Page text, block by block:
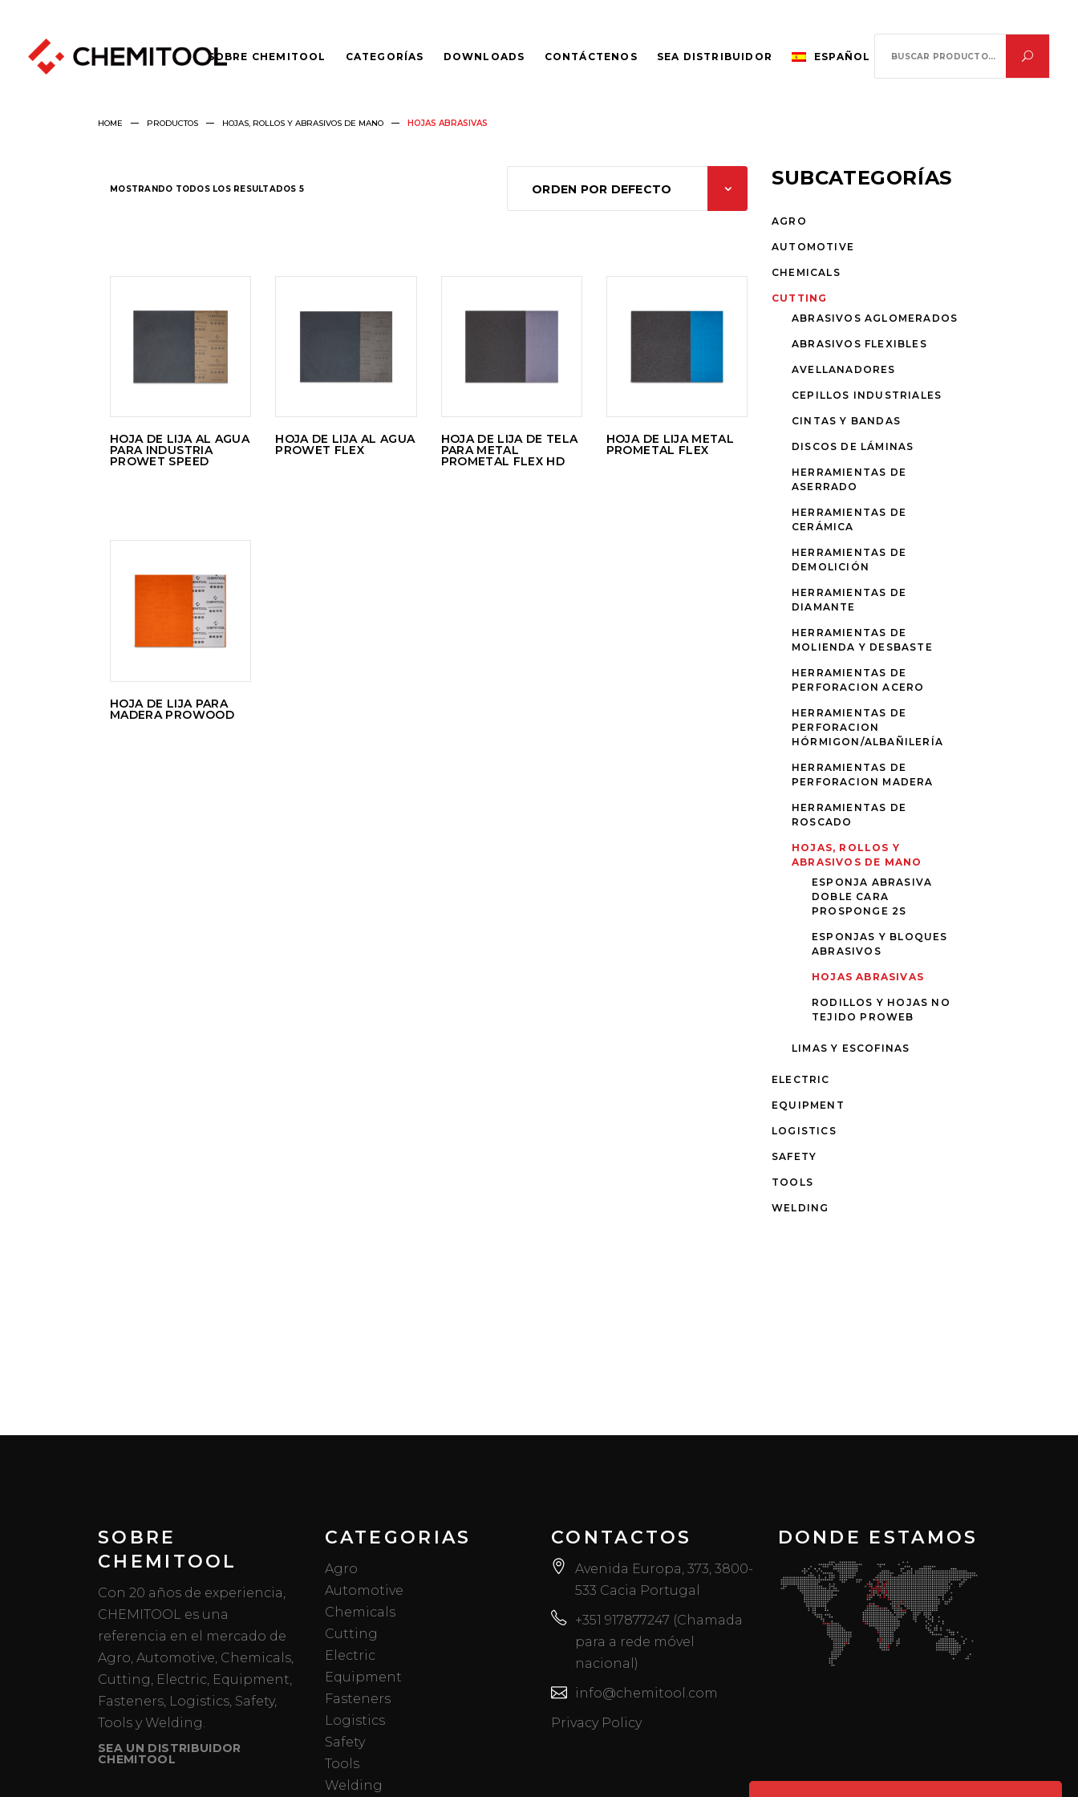
SOBRE CHEMITOOL CATEGORÍAS DOWNLOADS CONTÁCTENOS SEA DISTRIBUIDOR ESPAÑOL
HOME PRODUCTOS HOJAS, ROLLOS Y ABRASIVOS DE MANO HOJAS ABRASIVAS
MOSTRANDO TODOS LOS RESULTADOS 5 ORDEN POR DEFECTO
HOJA DE LIJA AL AGUA
PARA INDUSTRIA
PROWET SPEED
HOJA DE LIJA AL AGUA
PROWET FLEX
HOJA DE LIJA DE TELA
PARA METAL
PROMETAL FLEX HD
HOJA DE LIJA METAL
PROMETAL FLEX
HOJA DE LIJA PARA
MADERA PROWOOD
SUBCATEGORÍAS
AGRO
AUTOMOTIVE
CHEMICALS
CUTTING
ABRASIVOS AGLOMERADOS
ABRASIVOS FLEXIBLES
AVELLANADORES
CEPILLOS INDUSTRIALES
CINTAS Y BANDAS
DISCOS DE LÁMINAS
HERRAMIENTAS DE
ASERRADO
HERRAMIENTAS DE
CERÁMICA
HERRAMIENTAS DE
DEMOLICIÓN
HERRAMIENTAS DE
DIAMANTE
HERRAMIENTAS DE
MOLIENDA Y DESBASTE
HERRAMIENTAS DE
PERFORACION ACERO
HERRAMIENTAS DE
PERFORACION
HÓRMIGON/ALBAÑILERÍA
HERRAMIENTAS DE
PERFORACION MADERA
HERRAMIENTAS DE
ROSCADO
HOJAS, ROLLOS Y
ABRASIVOS DE MANO
ESPONJA ABRASIVA
DOBLE CARA
PROSPONGE 2S
ESPONJAS Y BLOQUES
ABRASIVOS
HOJAS ABRASIVAS
RODILLOS Y HOJAS NO
TEJIDO PROWEB
LIMAS Y ESCOFINAS
ELECTRIC
EQUIPMENT
LOGISTICS
SAFETY
TOOLS
WELDING
SOBRE
CHEMITOOL
Con 20 años de experiencia,
CHEMITOOL es una
referencia en el mercado de
Agro, Automotive, Chemicals,
Cutting, Electric, Equipment,
Fasteners, Logistics, Safety,
Tools y Welding.
SEA UN DISTRIBUIDOR
CHEMITOOL
CATEGORIAS
Agro
Automotive
Chemicals
Cutting
Electric
Equipment
Fasteners
Logistics
Safety
Tools
Welding
CONTACTOS
Avenida Europa, 373, 3800-
533 Cacia Portugal
+351 917877247 (Chamada
para a rede móvel
nacional)
info@chemitool.com
Privacy Policy
DONDE ESTAMOS